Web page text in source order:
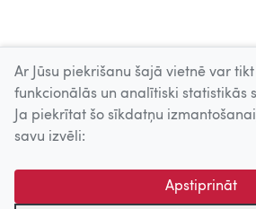
Ar Jūsu piekrišanu šajā vietnē var
funkcionālās un analītiski statistikās
Ja piekrītat šo sīkdatņu
savu izvēli:
Apstiprināt